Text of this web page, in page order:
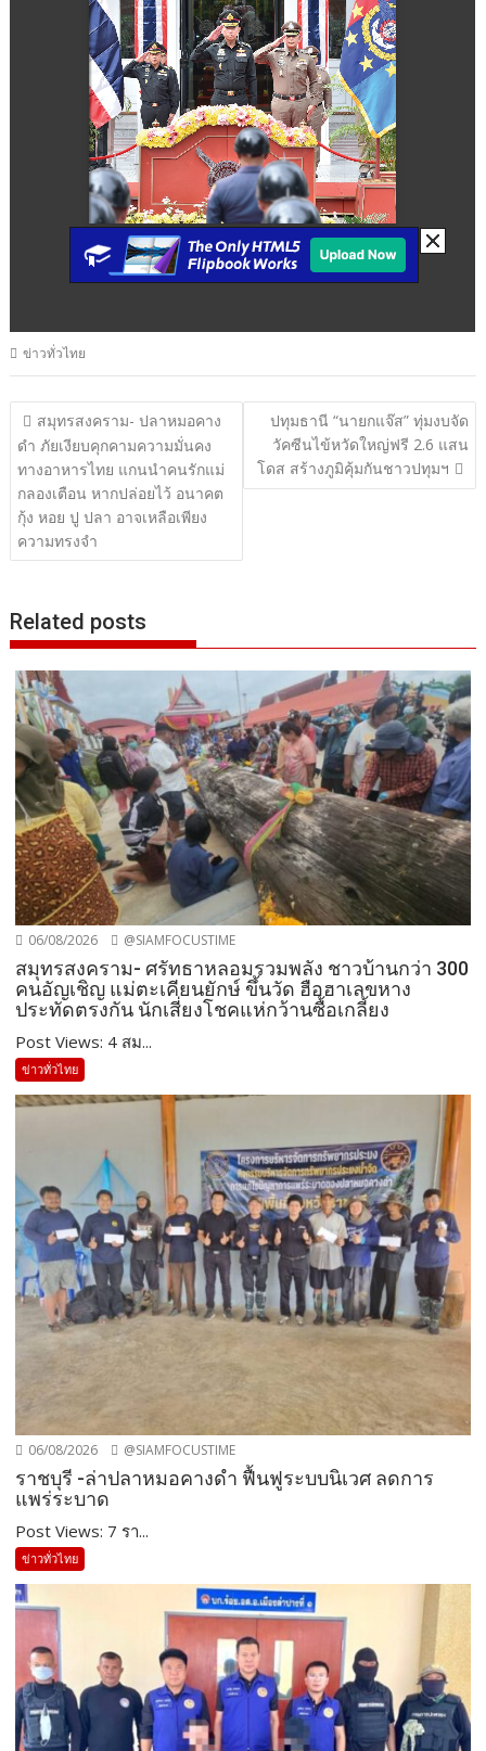
ข่าวทั่วไทย
แนะแนว
เรื่อง
สมุทรสงคราม- ปลาหมอคาง
ดำ ภัยเงียบคุกคามความมั่นคง
ทางอาหารไทย แกนนำคนรักแม่
กลองเตือน หากปล่อยไว้ อนาคต
กุ้ง หอย ปู ปลา อาจเหลือเพียง
ความทรงจำ
ปทุมธานี “นายกแจ๊ส” ทุ่มงบจัด
วัคซีนไข้หวัดใหญ่ฟรี 2.6 แสน
โดส สร้างภูมิคุ้มกันชาวปทุมฯ
Related posts
06/08/2026 @SIAMFOCUSTIME
สมุทรสงคราม- ศรัทธาหลอมรวมพลัง ชาวบ้านกว่า 300
คนอัญเชิญ แม่ตะเคียนยักษ์ ขึ้นวัด ฮือฮาเลขหาง
ประทัดตรงกัน นักเสี่ยงโชคแห่กว้านซื้อเกลี้ยง
Post Views: 4 สม...
ข่าวทั่วไทย
06/08/2026 @SIAMFOCUSTIME
ราชบุรี -ล่าปลาหมอคางดำ ฟื้นฟูระบบนิเวศ ลดการ
แพร่ระบาด
Post Views: 7 รา...
ข่าวทั่วไทย